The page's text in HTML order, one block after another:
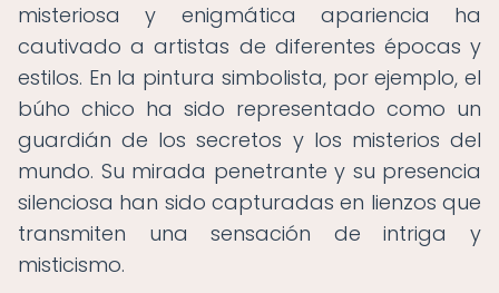
misteriosa y enigmática apariencia ha
cautivado a artistas de diferentes épocas y
estilos. En la pintura simbolista, por ejemplo, el
búho chico ha sido representado como un
guardián de los secretos y los misterios del
mundo. Su mirada penetrante y su presencia
silenciosa han sido capturadas en lienzos que
transmiten una sensación de intriga y
misticismo.